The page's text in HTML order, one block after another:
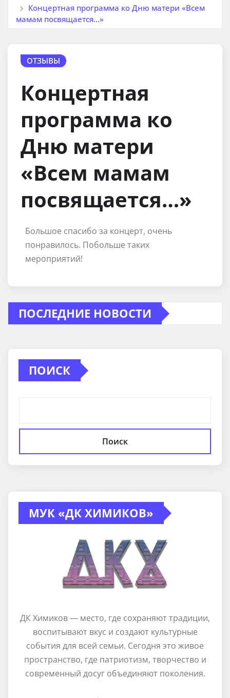
Концертная программа ко Дню матери «Всем
мамам посвящается…»
ОТЗЫВЫ
Концертная
программа ко
Дню матери
«Всем мамам
посвящается…»
Большое спасибо за концерт, очень
понравилось. Побольше таких
мероприятий!
ПОСЛЕДНИЕ НОВОСТИ
ПОИСК
Поиск
МУК «ДК ХИМИКОВ»
ДК Химиков — место, где сохраняют традиции,
воспитывают вкус и создают культурные
события для всей семьи. Сегодня это живое
пространство, где патриотизм, творчество и
современный досуг объединяют поколения.